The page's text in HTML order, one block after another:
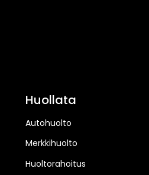
Huollata
Autohuolto
Merkkihuolto
Huoltorahoitus